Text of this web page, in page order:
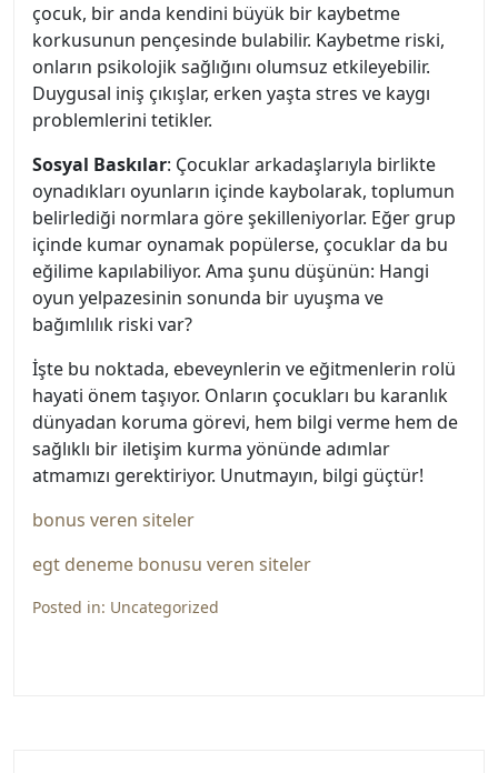
çocuk, bir anda kendini büyük bir kaybetme
korkusunun pençesinde bulabilir. Kaybetme riski,
onların psikolojik sağlığını olumsuz etkileyebilir.
Duygusal iniş çıkışlar, erken yaşta stres ve kaygı
problemlerini tetikler.
Sosyal Baskılar: Çocuklar arkadaşlarıyla birlikte
oynadıkları oyunların içinde kaybolarak, toplumun
belirlediği normlara göre şekilleniyorlar. Eğer grup
içinde kumar oynamak popülerse, çocuklar da bu
eğilime kapılabiliyor. Ama şunu düşünün: Hangi
oyun yelpazesinin sonunda bir uyuşma ve
bağımlılık riski var?
İşte bu noktada, ebeveynlerin ve eğitmenlerin rolü
hayati önem taşıyor. Onların çocukları bu karanlık
dünyadan koruma görevi, hem bilgi verme hem de
sağlıklı bir iletişim kurma yönünde adımlar
atmamızı gerektiriyor. Unutmayın, bilgi güçtür!
bonus veren siteler
egt deneme bonusu veren siteler
Posted in: Uncategorized